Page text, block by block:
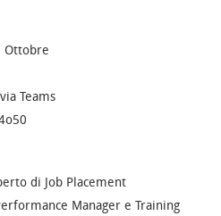
Teams
di Job Placement
Manager e Training